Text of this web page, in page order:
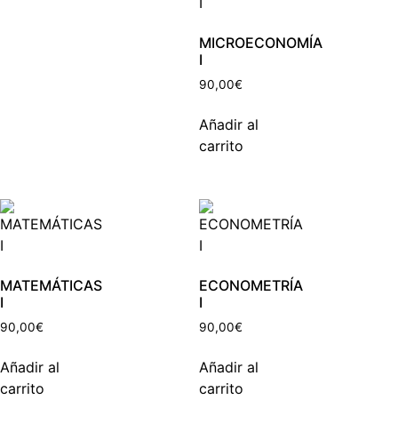
MICROECONOMÍA
I
90,00€
Añadir al
carrito
MATEMÁTICAS
I
90,00€
Añadir al
carrito
ECONOMETRÍA
I
90,00€
Añadir al
carrito